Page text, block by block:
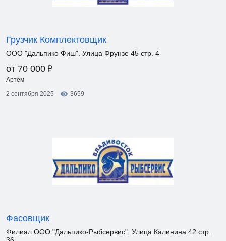
Грузчик Комплектовщик
ООО "Дальпико Фиш". Улица Фрунзе 45 стр. 4
от 70 000 ₽
Артем
2 сентября 2025
3659
Фасовщик
Филиал ООО "Дальпико-Рыбсервис". Улица Калинина 42 стр.